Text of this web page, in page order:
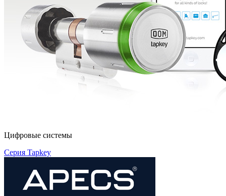
Цифровые системы
Серия Tapkey